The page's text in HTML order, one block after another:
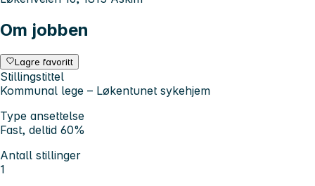
Om jobben
Lagre favoritt
Stillingstittel
Kommunal lege – Løkentunet sykehjem
Type ansettelse
Fast, deltid 60%
Antall stillinger
1